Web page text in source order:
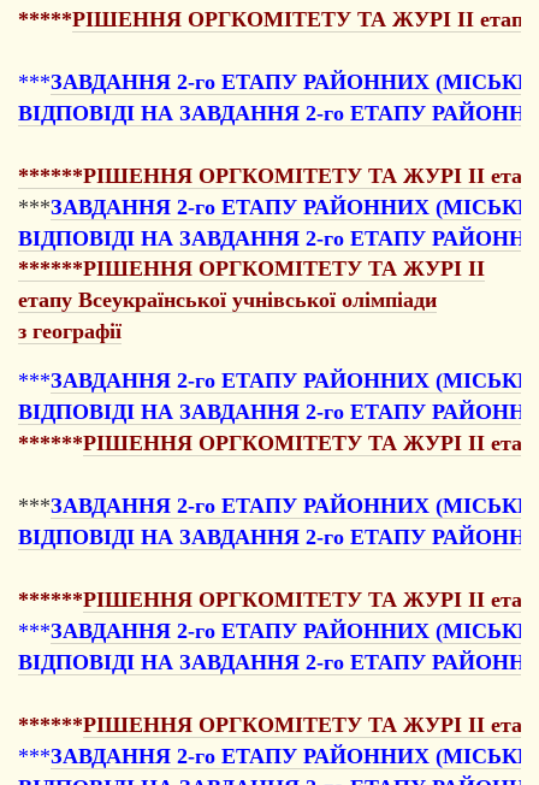
*****РІШЕННЯ ОРГКОМІТЕТУ ТА ЖУРІ II етапу
***ЗАВДАННЯ 2-го ЕТАПУ РАЙОННИХ
ВІДПОВІДІ НА ЗАВДАННЯ 2-го ЕТАПУ
******РІШЕННЯ ОРГКОМІТЕТУ ТА ЖУРІ II етапу
***ЗАВДАННЯ 2-го ЕТАПУ РАЙОННИХ
ВІДПОВІДІ НА ЗАВДАННЯ 2-го ЕТАПУ
******РІШЕННЯ ОРГКОМІТЕТУ ТА ЖУРІ II
етапу Всеукраїнської учнівської олімпіади
з географії
***ЗАВДАННЯ 2-го ЕТАПУ РАЙОННИХ
ВІДПОВІДІ НА ЗАВДАННЯ 2-го ЕТАПУ
******РІШЕННЯ ОРГКОМІТЕТУ ТА ЖУРІ II етапу
***ЗАВДАННЯ 2-го ЕТАПУ РАЙОННИХ
ВІДПОВІДІ НА ЗАВДАННЯ 2-го ЕТАПУ
******РІШЕННЯ ОРГКОМІТЕТУ ТА ЖУРІ II етапу
***ЗАВДАННЯ 2-го ЕТАПУ РАЙОННИХ
ВІДПОВІДІ НА ЗАВДАННЯ 2-го ЕТАПУ
******РІШЕННЯ ОРГКОМІТЕТУ ТА ЖУРІ II етапу
***ЗАВДАННЯ 2-го ЕТАПУ РАЙОННИХ